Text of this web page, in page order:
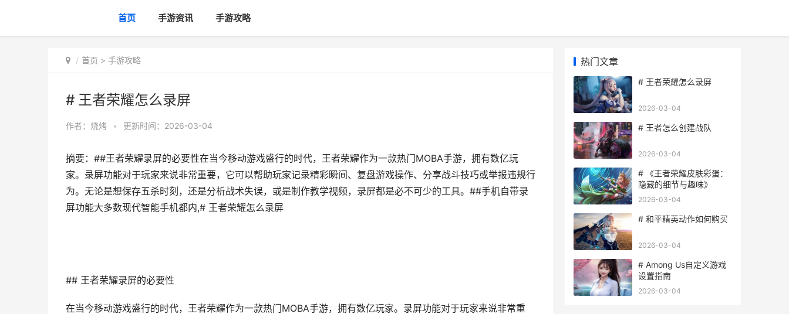
首页 手游资讯 手游攻略
首页 > 手游攻略
# 王者荣耀怎么录屏
作者： 烧烤 • 更新时间：2026-03-04
摘要：##王者荣耀录屏的必要性在当今移动游戏盛行的时代，王者荣耀作为一款热门MOBA手游，拥有数亿玩
家。录屏功能对于玩家来说非常重要，它可以帮助玩家记录精彩瞬间、复盘游戏操作、分享战斗技巧或举报违规行
为。无论是想保存五杀时刻，还是分析战术失误，或是制作教学视频，录屏都是必不可少的工具。##手机自带录
屏功能大多数现代智能手机都内,# 王者荣耀怎么录屏
## 王者荣耀录屏的必要性
在当今移动游戏盛行的时代，王者荣耀作为一款热门MOBA手游，拥有数亿玩家。录屏功能对于玩家来说非常重
热门文章
# 王者荣耀怎么录屏
2026-03-04
# 王者怎么创建战队
2026-03-04
# 《王者荣耀皮肤彩蛋：
隐藏的细节与趣味》
2026-03-04
# 和平精英动作如何购买
2026-03-04
# Among Us自定义游戏
设置指南
2026-03-04